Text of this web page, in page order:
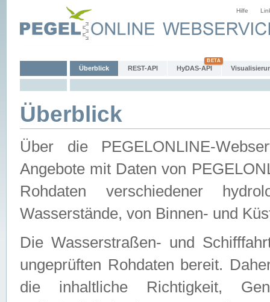
Hilfe
Überblick REST-API HyDAS-API
Überblick
Über die PEGELONLINE-
Angebote mit Daten von
Rohdaten verschiedener
Wasserstände, von Binnen- und
Die Wasserstraßen- und
ungeprüften Rohdaten bereit.
die inhaltliche Richtigkeit,